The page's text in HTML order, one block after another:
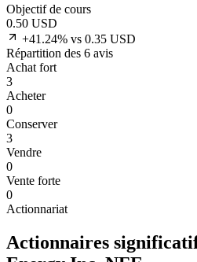
Objectif de cours
0.50 USD
+41.24% vs 0.35 USD
Répartition des 6 avis
Achat fort
3
Acheter
0
Conserver
3
Vendre
0
Vente forte
0
Actionnariat
Actionnaires